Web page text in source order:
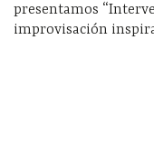
presentamos
improvisación